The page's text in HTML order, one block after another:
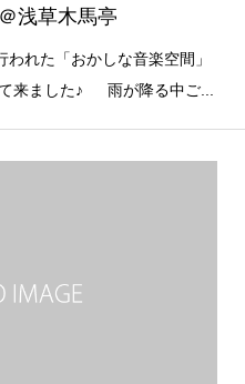
浅草木馬亭
れた「おかしな音楽空間」
来ました♪ 雨が降る中ご...